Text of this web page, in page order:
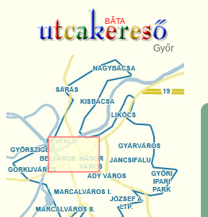
BĂTA
Győr